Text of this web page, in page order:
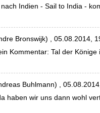
Indien - Sail to India -
Bronswijk) , 05.08.2014,
Kommentar: Tal der
Buhlmann) ,
haben wir uns dann wohl